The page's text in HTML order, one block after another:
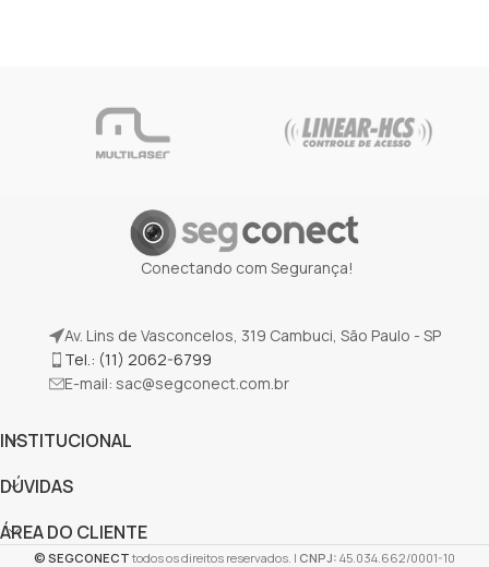
Conectando com Segurança!
Av. Lins de Vasconcelos, 319 Cambuci, São Paulo - SP
Tel.: (11) 2062-6799
E-mail: sac@segconect.com.br
INSTITUCIONAL
DÚVIDAS
ÁREA DO CLIENTE
© SEGCONECTtodos os direitos reservados. | CNPJ: 45.034.662/0001-10